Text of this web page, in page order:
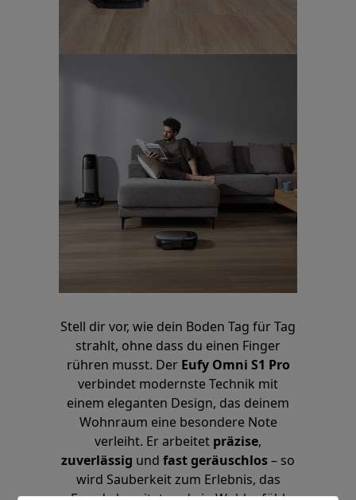
Stell dir vor, wie dein Boden Tag für Tag
strahlt, ohne dass du einen Finger
rühren musst. Der Eufy Omni S1 Pro
verbindet modernste Technik mit
einem eleganten Design, das deinem
Wohnraum eine besondere Note
verleiht. Er arbeitet präzise,
zuverlässig und fast geräuschlos– so
wird Sauberkeit zum Erlebnis, das